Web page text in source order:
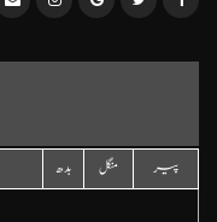
پیر منگل بدھ